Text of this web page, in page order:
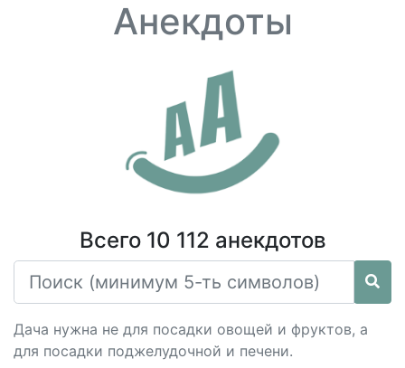
Анекдоты
Всего 10 112 анекдотов
Дача нужна не для посадки овощей и фруктов, а
для посадки поджелудочной и печени.